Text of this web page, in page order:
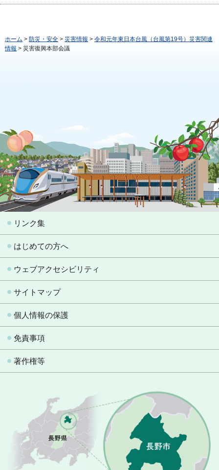
ホーム > 防災・安全 > 災害情報 > 令和元年東日本台風（台風第19号）災害関連
情報 > 災害復興本部会議
リンク集
はじめての方へ
ウェブアクセシビリティ
サイトマップ
個人情報の保護
免責事項
著作権等